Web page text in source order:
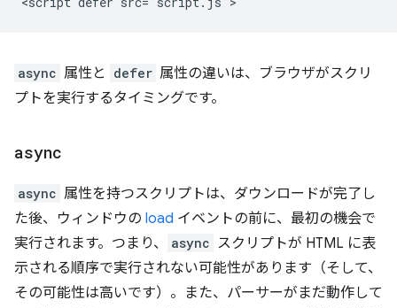
async 属性と defer 属性の違いは、ブラウザがスクリ
プトを実行するタイミングです。
async
async 属性を持つスクリプトは、ダウンロードが完了し
た後、ウィンドウの load イベントの前に、最初の機会で
実行されます。つまり、
async スクリプトが HTML に表
示される順序で実行されない可能性があります（そして、
その可能性は高いです）。また、パーサーがまだ動作して